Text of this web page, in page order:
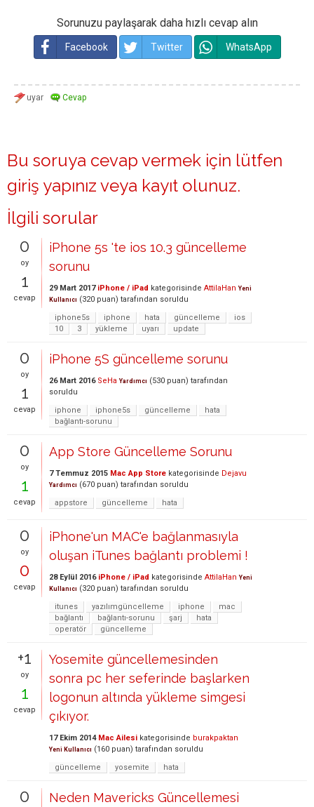
Sorunuzu paylaşarak daha hızlı cevap alın
Facebook Twitter WhatsApp
Bu soruya cevap vermek için lütfen
giriş yapınız veya kayıt olunuz.
İlgili sorular
0
oy
1
cevap
iPhone 5s 'te ios 10.3 güncelleme
sorunu
29 Mart 2017 iPhone / iPad kategorisinde AttilaHan Yeni
Kullanıcı (320 puan) tarafından soruldu
iphone5s
iphone hata güncelleme
ios
10
3 yükleme uyarı update
0
oy
1
cevap
iPhone 5S güncelleme sorunu
26 Mart 2016 SeHa Yardımcı (530 puan) tarafından
soruldu
iphone
iphone5s güncelleme
hata
bağlantı-sorunu
0
oy
1
cevap
App Store Güncelleme Sorunu
7 Temmuz 2015 Mac App Store kategorisinde Dejavu
Yardımcı (670 puan) tarafından soruldu
appstore
güncelleme hata
0
oy
0
cevap
iPhone'un MAC'e bağlanmasıyla
oluşan iTunes bağlantı problemi !
28 Eylül 2016 iPhone / iPad kategorisinde AttilaHan Yeni
Kullanıcı (320 puan) tarafından soruldu
itunes
yazılımgüncelleme iphone
mac
bağlantı
bağlantı-sorunu şarj
hata
operatör
güncelleme
+1
oy
1
cevap
Yosemite güncellemesinden
sonra pc her seferinde başlarken
logonun altında yükleme simgesi
çıkıyor.
17 Ekim 2014 Mac Ailesi kategorisinde burakpaktan
Yeni Kullanıcı (160 puan) tarafından soruldu
güncelleme
yosemite hata
0
Neden Mavericks Güncellemesi